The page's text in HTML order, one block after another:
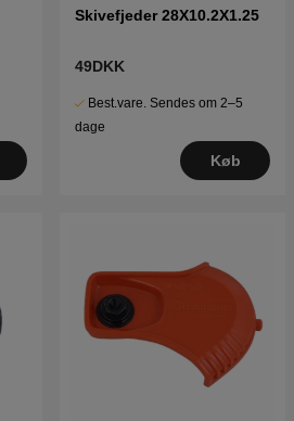
Skivefjeder 28X10.2X1.25
49DKK
Best.vare. Sendes om 2–5
dage
Køb